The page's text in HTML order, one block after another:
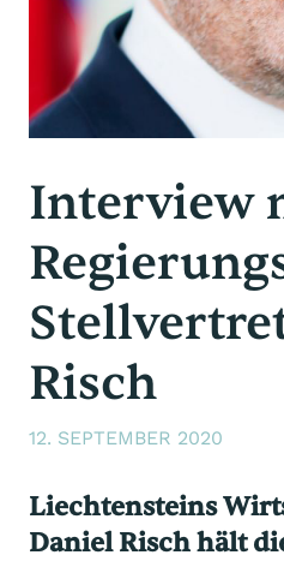
Interview
Risch
12. SEPTEMBER 2020
Liechtensteins
Daniel Risch hält